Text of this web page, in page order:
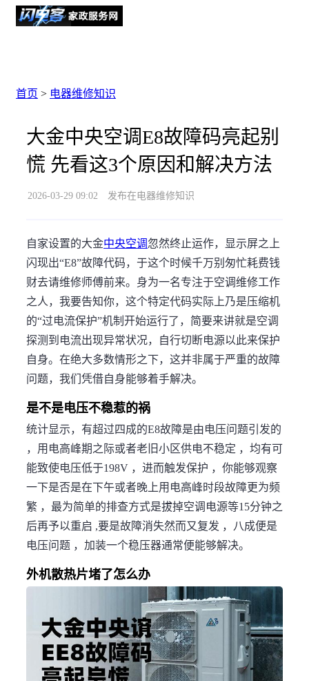
首页 > 电器维修知识
大金中央空调E8故障码亮起别
慌 先看这3个原因和解决方法
2026-03-29 09:02 发布在电器维修知识
自家设置的大金中央空调 忽然终止运作，显示屏之上
闪现出“E8”故障代码，于这个时候千万别匆忙耗费钱
财去请维修师傅前来。身为一名专注于空调维修工作
之人，我要告知你，这个特定代码实际上乃是压缩机
的“过电流保护”机制开始运行了，简要来讲就是空调
探测到电流出现异常状况，自行切断电源以此来保护
自身。在绝大多数情形之下，这并非属于严重的故障
问题，我们凭借自身能够着手解决。
是不是电压不稳惹的祸
统计显示，有超过四成的E8故障是由电压问题引发的
，用电高峰期之际或者老旧小区供电不稳定 ，均有可
能致使电压低于198V ，进而触发保护 ，你能够观察
一下是否是在下午或者晚上用电高峰时段故障更为频
繁 ，最为简单的排查方式是拔掉空调电源等15分钟之
后再予以重启 ,要是故障消失然而又复发 ，八成便是
电压问题 ，加装一个稳压器通常便能够解决。
外机散热片堵了怎么办